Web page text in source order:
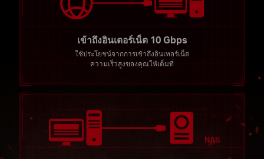
เข้าถึงอินเตอร์เน็ต 10 Gbps
ใช้ประโยชน์จากการเข้าถึงอินเทอร์เน็ต
ความเร็วสูงของคุณให้เต็มที่
NAS